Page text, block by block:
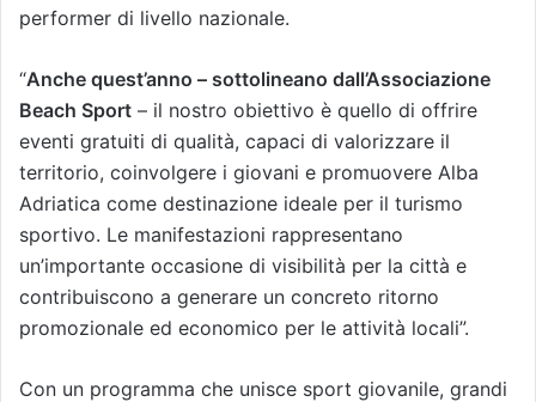
performer di livello nazionale.
“Anche quest’anno – sottolineano dall’Associazione
Beach Sport – il nostro obiettivo è quello di offrire
eventi gratuiti di qualità, capaci di valorizzare il
territorio, coinvolgere i giovani e promuovere Alba
Adriatica come destinazione ideale per il turismo
sportivo. Le manifestazioni rappresentano
un’importante occasione di visibilità per la città e
contribuiscono a generare un concreto ritorno
promozionale ed economico per le attività locali”.
Con un programma che unisce sport giovanile, grandi